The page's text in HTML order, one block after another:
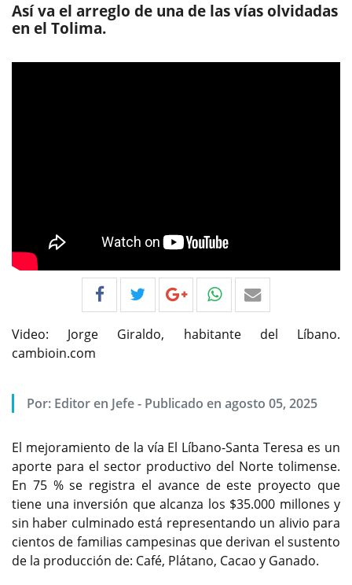
Así va el arreglo de una de las vías olvidadas
en el Tolima.
Video: Jorge Giraldo, habitante del Líbano.
cambioin.com
Por: Editor en Jefe- Publicado en agosto 05, 2025
El mejoramiento de la vía El Líbano-Santa Teresa es un
aporte para el sector productivo del Norte tolimense.
En 75 % se registra el avance de este proyecto que
tiene una inversión que alcanza los $35.000 millones y
sin haber culminado está representando un alivio para
cientos de familias campesinas que derivan el sustento
de la producción de: Café, Plátano, Cacao y Ganado.